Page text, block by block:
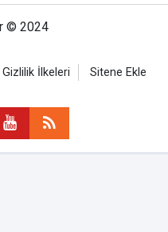
© 2024
Gizlilik İlkeleri Sitene Ekle